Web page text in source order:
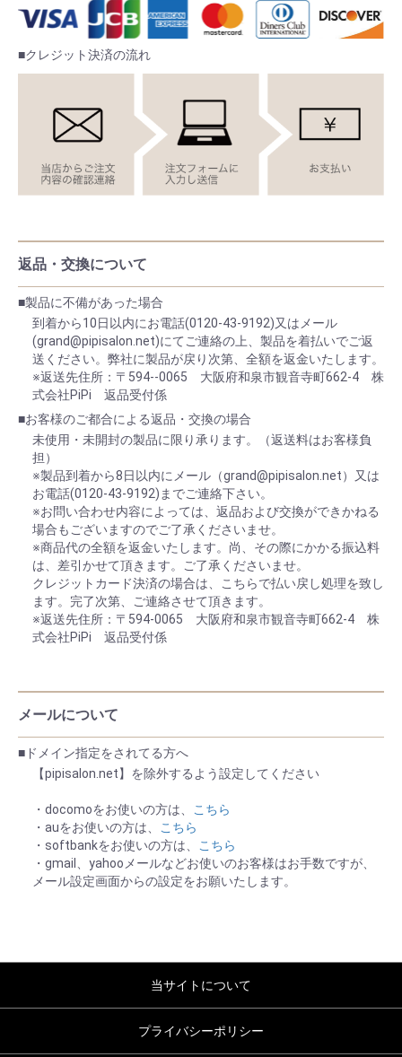
■クレジット決済の流れ
返品・交換について
■製品に不備があった場合
到着から10日以内にお電話(0120-43-9192)又はメール
(grand@pipisalon.net)にてご連絡の上、製品を着払いでご返
送ください。弊社に製品が戻り次第、全額を返金いたします。
※返送先住所：〒594--0065 大阪府和泉市観音寺町662-4 株
式会社PiPi 返品受付係
■お客様のご都合による返品・交換の場合
未使用・未開封の製品に限り承ります。（返送料はお客様負
担）
※製品到着から8日以内にメール（grand@pipisalon.net）又は
お電話(0120-43-9192)までご連絡下さい。
※お問い合わせ内容によっては、返品および交換ができかねる
場合もございますのでご了承くださいませ。
※商品代の全額を返金いたします。尚、その際にかかる振込料
は、差引かせて頂きます。ご了承くださいませ。
クレジットカード決済の場合は、こちらで払い戻し処理を致し
ます。完了次第、ご連絡させて頂きます。
※返送先住所：〒594-0065 大阪府和泉市観音寺町662-4 株
式会社PiPi 返品受付係
メールについて
■ドメイン指定をされてる方へ
【pipisalon.net】を除外するよう設定してください
・docomoをお使いの方は、
こちら
・auをお使いの方は、
こちら
・softbankをお使いの方は、
こちら
・gmail、yahooメールなどお使いのお客様はお手数ですが、
メール設定画面からの設定をお願いたします。
当サイトについて
プライバシーポリシー